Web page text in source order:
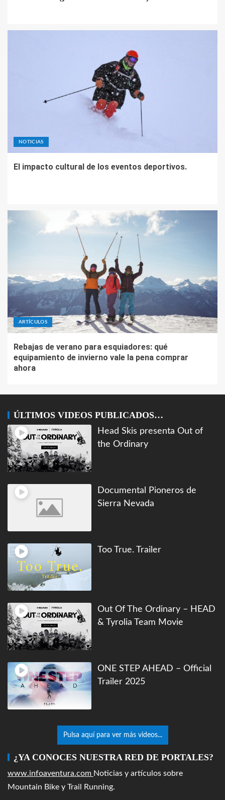
NOTICIAS
El impacto cultural de los eventos deportivos.
ARTÍCULOS
Rebajas de verano para esquiadores: qué
equipamiento de invierno vale la pena comprar
ahora
ÚLTIMOS VIDEOS PUBLICADOS…
Head Skis presenta Out of
the Ordinary
Documental Pioneros de
Sierra Nevada
Too True. Trailer
Out Of The Ordinary – HEAD
& Tyrolia Team Movie
ONE STEP AHEAD – Official
Trailer 2025
Pulsa aquí para ver más videos...
¿YA CONOCES NUESTRA RED DE PORTALES?
www.infoaventura.com Noticias y artículos sobre
Mountain Bike y Trail Running.